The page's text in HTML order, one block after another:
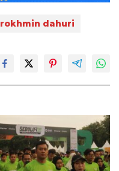
rokhmin dahuri